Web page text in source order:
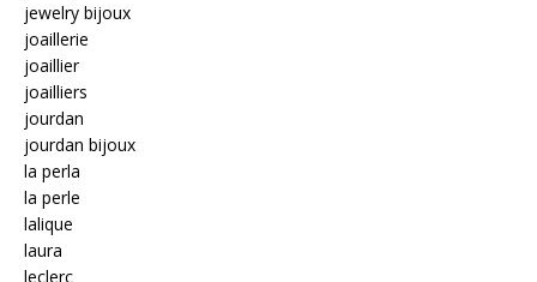
jewelry bijoux
joaillerie
joaillier
joailliers
jourdan
jourdan bijoux
la perla
la perle
lalique
laura
leclerc